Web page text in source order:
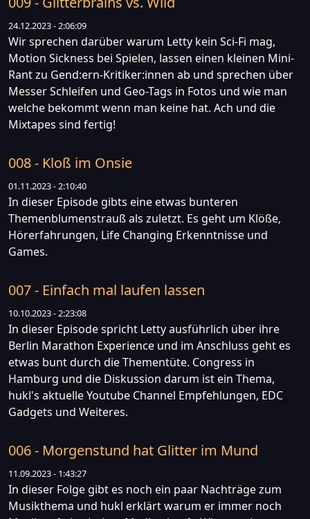
24.12.2023 - 2:06:09
Wir sprechen darüber warum Letty kein Sci-Fi mag,
Motion Sickness bei Spielen, lassen einen kleinen Mini-
Rant zu Gend:ern-Kritiker:innen ab und sprechen über
Messer Schleifen und Geo-Tags in Fotos und wie man
welche bekommt wenn man keine hat. Ach und die
Mixtapes sind fertig!
008 - Kloß im Onsie
01.11.2023 - 2:10:40
In dieser Episode gibts eine etwas bunteren
Themenblumenstrauß als zuletzt. Es geht um Klöße,
Hörerfahrungen, Life Changing Erkenntnisse und
Games.
007 - Einfach mal laufen lassen
10.10.2023 - 2:23:08
In dieser Episode spricht Letty ausführlich über ihre
Berlin Marathon Experience und im Anschluss geht es
etwas bunt durch die Thementüte. Congress in
Hamburg und die Diskussion darum ist ein Thema,
hukl's aktuelle Youtube Channel Empfehlungen, EDC
Gadgets und Weiteres.
006 - Morgenstund hat Glitter im Mund
11.09.2023 - 1:43:27
In dieser Folge gibt es noch ein paar Nachträge zum
Musikthema und hukl erklärt warum er immer noch